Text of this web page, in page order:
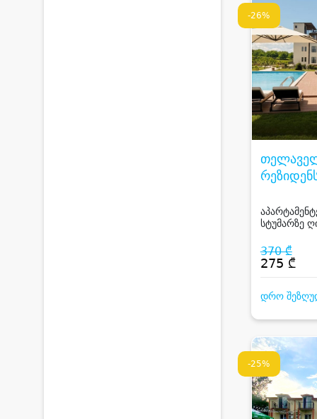
-26%
სტუმარზე
სპორტული
კახეთში
370 ₾
275 ₾
დრო
-25%